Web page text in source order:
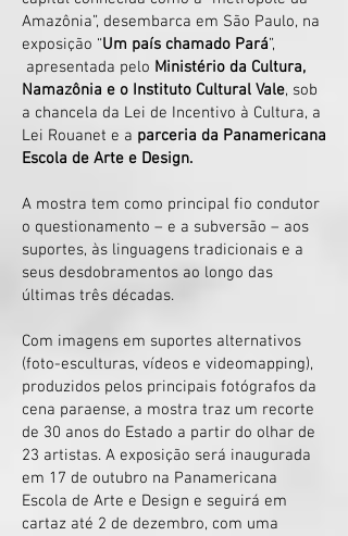
Amazônia”, desembarca em São Paulo, na
exposição “Um país chamado Pará”,
apresentada pelo Ministério da Cultura,
Namazônia e o Instituto Cultural Vale, sob
a chancela da Lei de Incentivo à Cultura, a
Lei Rouanet e a parceria da Panamericana
Escola de Arte e Design.
A mostra tem como principal fio condutor
o questionamento – e a subversão – aos
suportes, às linguagens tradicionais e a
seus desdobramentos ao longo das
últimas três décadas.
Com imagens em suportes alternativos
(foto-esculturas, vídeos e videomapping),
produzidos pelos principais fotógrafos da
cena paraense, a mostra traz um recorte
de 30 anos do Estado a partir do olhar de
23 artistas. A exposição será inaugurada
em 17 de outubro na Panamericana
Escola de Arte e Design e seguirá em
cartaz até 2 de dezembro, com uma